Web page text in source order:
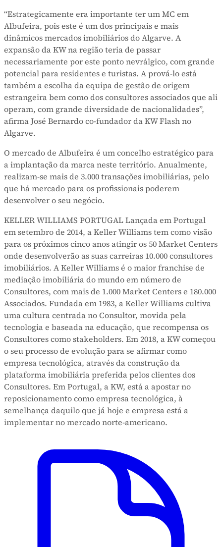
“Estrategicamente era importante ter um MC em
Albufeira, pois este é um dos principais e mais
dinâmicos mercados imobiliários do Algarve. A
expansão da KW na região teria de passar
necessariamente por este ponto nevrálgico, com grande
potencial para residentes e turistas. A prová-lo está
também a escolha da equipa de gestão de origem
estrangeira bem como dos consultores associados que ali
operam, com grande diversidade de nacionalidades”,
afirma José Bernardo co-fundador da KW Flash no
Algarve.
O mercado de Albufeira é um concelho estratégico para
a implantação da marca neste território. Anualmente,
realizam-se mais de 3.000 transações imobiliárias, pelo
que há mercado para os profissionais poderem
desenvolver o seu negócio.
KELLER WILLIAMS PORTUGAL Lançada em Portugal
em setembro de 2014, a Keller Williams tem como visão
para os próximos cinco anos atingir os 50 Market Centers
onde desenvolverão as suas carreiras 10.000 consultores
imobiliários. A Keller Williams é o maior franchise de
mediação imobiliária do mundo em número de
Consultores, com mais de 1.000 Market Centers e 180.000
Associados. Fundada em 1983, a Keller Williams cultiva
uma cultura centrada no Consultor, movida pela
tecnologia e baseada na educação, que recompensa os
Consultores como stakeholders. Em 2018, a KW começou
o seu processo de evolução para se afirmar como
empresa tecnológica, através da construção da
plataforma imobiliária preferida pelos clientes dos
Consultores. Em Portugal, a KW, está a apostar no
reposicionamento como empresa tecnológica, à
semelhança daquilo que já hoje e empresa está a
implementar no mercado norte-americano.